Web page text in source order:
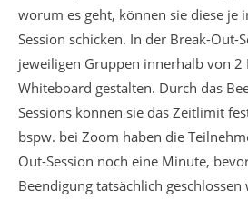
worum es geht, können sie diese je
Session schicken. In der Break-Out-
jeweiligen Gruppen innerhalb von 2
Whiteboard gestalten. Durch das
Sessions können sie das Zeitlimit
bspw. bei Zoom haben die
Out-Session noch eine Minute,
Beendigung tatsächlich